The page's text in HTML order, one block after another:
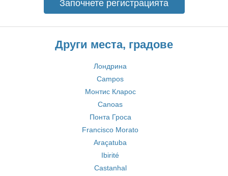
Започнете регистрацията
Други места, градове
Лондрина
Campos
Монтис Кларос
Canoas
Понта Гроса
Francisco Morato
Araçatuba
Ibirité
Castanhal